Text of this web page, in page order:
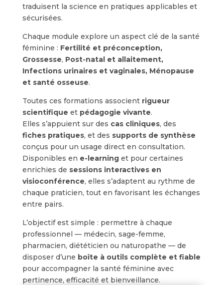
traduisent la science en pratiques applicables et
sécurisées.
Chaque module explore un aspect clé de la santé
féminine : Fertilité et préconception,
Grossesse, Post-natal et allaitement,
Infections urinaires et vaginales, Ménopause
et santé osseuse.
Toutes ces formations associent rigueur
scientifique et pédagogie vivante.
Elles s’appuient sur des cas cliniques, des
fiches pratiques, et des supports de synthèse
conçus pour un usage direct en consultation.
Disponibles en e-learninget pour certaines
enrichies de sessions interactives en
visioconférence, elles s’adaptent au rythme de
chaque praticien, tout en favorisant les échanges
entre pairs.
L’objectif est simple : permettre à chaque
professionnel — médecin, sage-femme,
pharmacien, diététicien ou naturopathe — de
disposer d’une boîte à outils complète et fiable
pour accompagner la santé féminine avec
pertinence, efficacité et bienveillance.